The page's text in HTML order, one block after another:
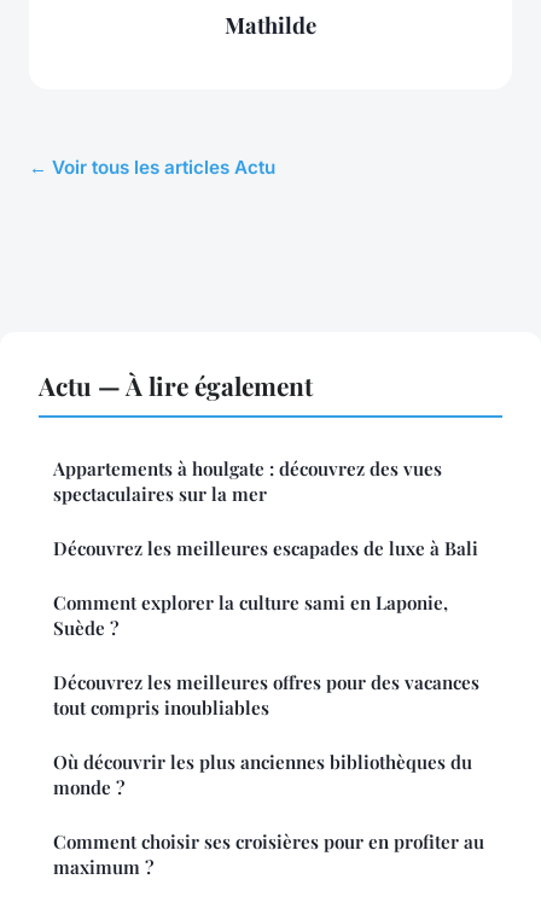
Mathilde
← Voir tous les articles Actu
Actu — À lire également
Appartements à houlgate : découvrez des vues
spectaculaires sur la mer
Découvrez les meilleures escapades de luxe à Bali
Comment explorer la culture sami en Laponie,
Suède ?
Découvrez les meilleures offres pour des vacances
tout compris inoubliables
Où découvrir les plus anciennes bibliothèques du
monde ?
Comment choisir ses croisières pour en profiter au
maximum ?